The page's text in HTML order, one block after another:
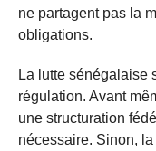
ne partagent pas la
obligations.
La lutte sénégalaise
régulation. Avant
une structuration
nécessaire. Sinon,